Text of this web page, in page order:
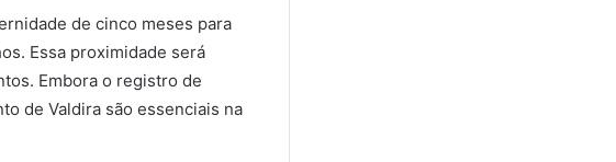
de cinco meses para
Essa proximidade será
Embora o registro de
de Valdira são essenciais na